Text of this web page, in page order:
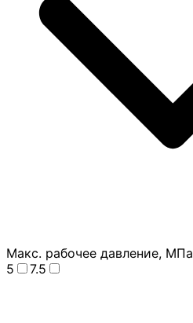
Макс. рабочее давление, МПа
5
7.5